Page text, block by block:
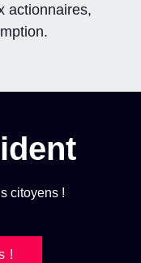
actionnaires,
citoyens !
!